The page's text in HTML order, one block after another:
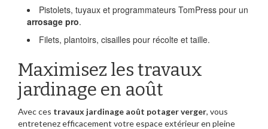
Pistolets, tuyaux et programmateurs TomPress pour un
arrosage pro.
Filets, plantoirs, cisailles pour récolte et taille.
Maximisez les travaux
jardinage en août
Avec ces travaux jardinage août potager verger, vous
entretenez efficacement votre espace extérieur en pleine